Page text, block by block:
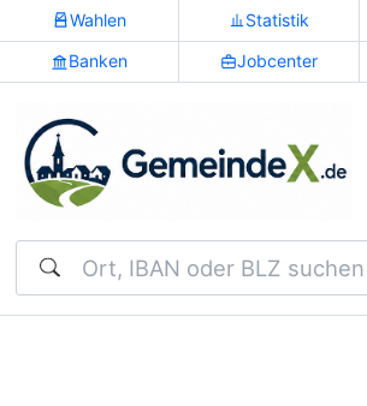
Wahlen Statistik
Banken Jobcenter
Suchen